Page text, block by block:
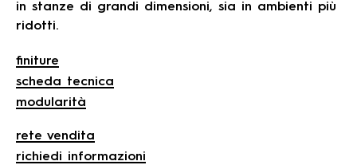
in stanze di grandi dimensioni, sia in ambienti più
ridotti.
finiture
scheda tecnica
modularità
rete vendita
richiedi informazioni